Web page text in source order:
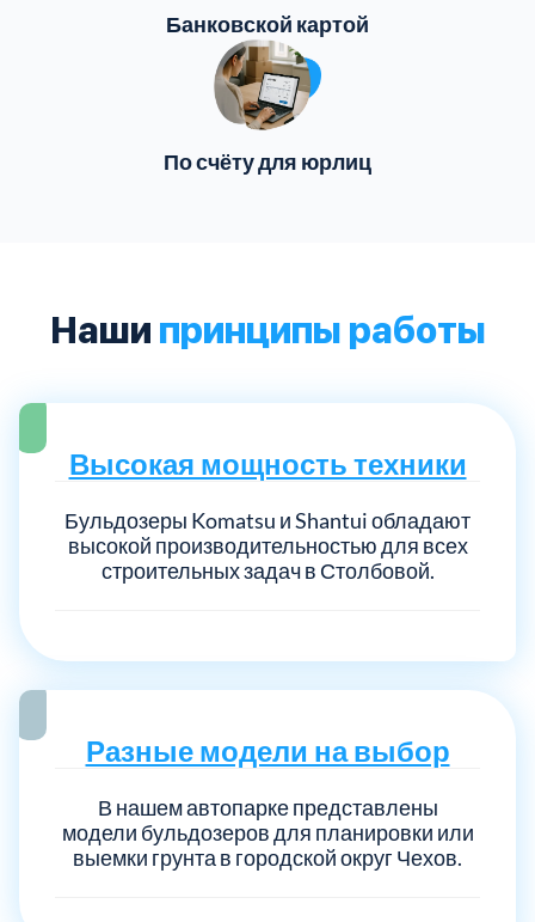
Банковской картой
По счёту для юрлиц
Наши принципы работы
Высокая мощность техники
Бульдозеры Komatsu и Shantui обладают
высокой производительностью для всех
строительных задач в Столбовой.
Разные модели на выбор
В нашем автопарке представлены
модели бульдозеров для планировки или
выемки грунта в городской округ Чехов.